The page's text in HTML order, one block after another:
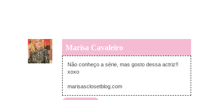
Marisa Cavaleiro
segunda-feira, novembro 02, 2020
Não conheço a série, mas gosto dessa actriz!!
xoxo
marisasclosetblog.com